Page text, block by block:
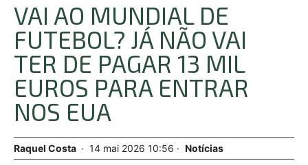
VAI AO MUNDIAL DE
FUTEBOL? JÁ NÃO VAI
TER DE PAGAR 13 MIL
EUROS PARA ENTRAR
NOS EUA
Raquel Costa 14 mai 2026 10:56 Notícias